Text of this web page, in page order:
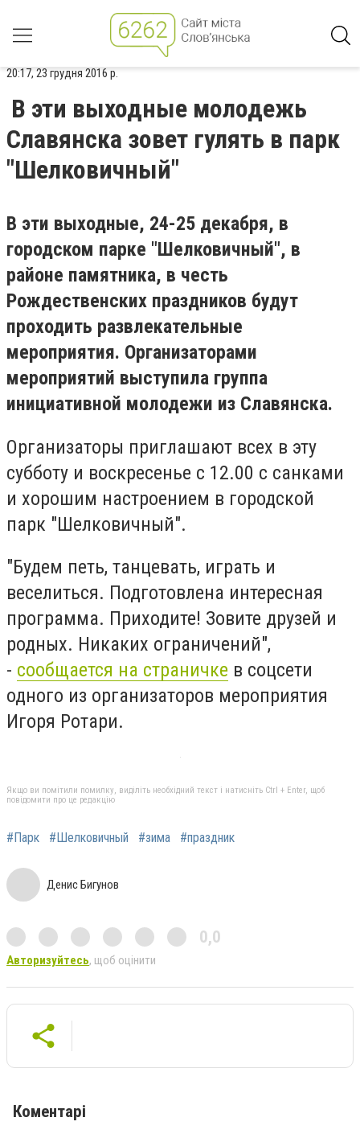
20:17, 23 грудня 2016 р.
В эти выходные молодежь
Славянска зовет гулять в парк
"Шелковичный"
В эти выходные, 24-25 декабря, в
городском парке "Шелковичный", в
районе памятника, в честь
Рождественских праздников будут
проходить развлекательные
мероприятия. Организаторами
мероприятий выступила группа
инициативной молодежи из Славянска.
Организаторы приглашают всех в эту
субботу и воскресенье с 12.00 с санками
и хорошим настроением в городской
парк "Шелковичный".
"Будем петь, танцевать, играть и
веселиться. Подготовлена интересная
программа. Приходите! Зовите друзей и
родных. Никаких ограничений",
- сообщается на страничке в соцсети
одного из организаторов мероприятия
Игоря Ротари.
Якщо ви помітили помилку, виділіть необхідний текст і натисніть Ctrl + Enter, щоб
повідомити про це редакцію
#Парк #Шелковичный #зима #праздник
Денис Бигунов
0,0
Авторизуйтесь, щоб оцінити
Коментарі